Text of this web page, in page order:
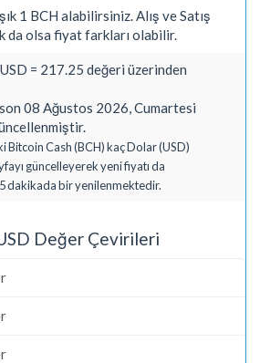
1 BCH alabilirsiniz. Alış ve Satış
da olsa fiyat farkları olabilir.
= 217.25 değeri üzerinden
08 Ağustos 2026, Cumartesi
Bitcoin Cash (BCH) kaç Dolar (USD)
güncelleyerek yeni fiyatı da
dakikada bir yenilenmektedir.
Değer Çevirileri